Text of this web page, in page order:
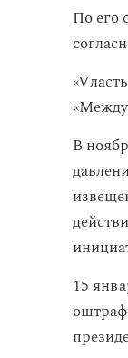
По его
В
15